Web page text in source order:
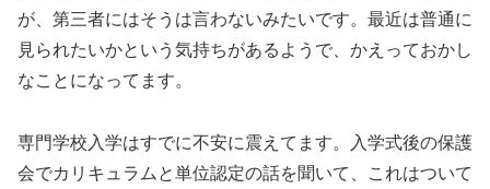
が、第三者にはそうは言わないみたいです。最近は普通に
見られたいかという気持ちがあるようで、かえっておかし
なことになってます。
専門学校入学はすでに不安に震えてます。入学式後の保護
会でカリキュラムと単位認定の話を聞いて、これはついて